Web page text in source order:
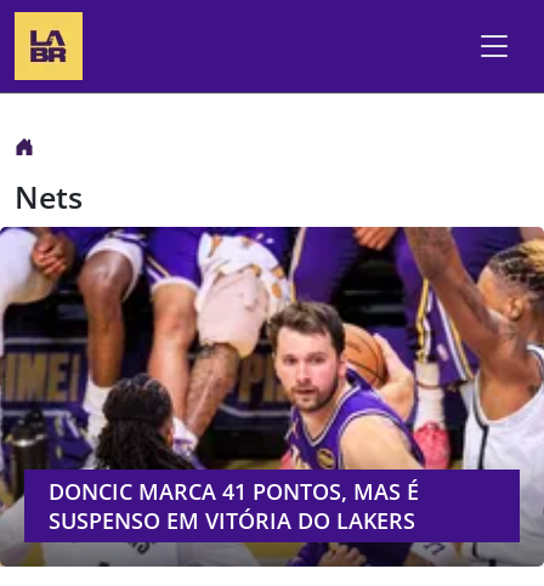
Nets
DONCIC MARCA 41 PONTOS, MAS É
SUSPENSO EM VITÓRIA DO LAKERS